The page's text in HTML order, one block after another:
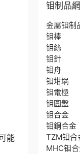
能
钼制品
金屬钼制
钼棒
钼絲
钼針
钼舟
钼坩埚
钼電極
钼圓盤
钼合金
钼銅合金
TZM钼合
MHC钼